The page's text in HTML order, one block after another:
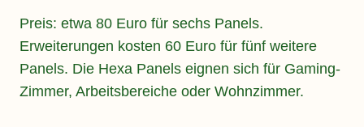
Preis: etwa 80 Euro für sechs Panels.
Erweiterungen kosten 60 Euro für fünf weitere
Panels. Die Hexa Panels eignen sich für Gaming-
Zimmer, Arbeitsbereiche oder Wohnzimmer.